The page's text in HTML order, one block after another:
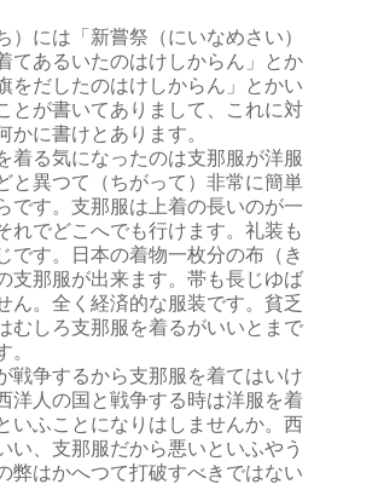
）には「新嘗祭（にいなめさい）
てあるいたのはけしからん」とか
をだしたのはけしからん」とかい
とが書いてありまして、これに対
かに書けとあります。
着る気になったのは支那服が洋服
と異つて（ちがって）非常に簡単
です。支那服は上着の長いのが一
れでどこへでも行けます。礼装も
です。日本の着物一枚分の布（き
支那服が出来ます。帯も長じゆば
ん。全く経済的な服装です。貧乏
むしろ支那服を着るがいいとまで
。
戦争するから支那服を着てはいけ
洋人の国と戦争する時は洋服を着
いふことになりはしませんか。西
い、支那服だから悪いといふやう
弊はかへつて打破すべきではない